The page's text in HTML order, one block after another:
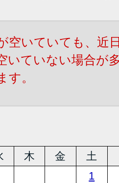
空いていても、近
いていない場合が
す。
木 金 土
1